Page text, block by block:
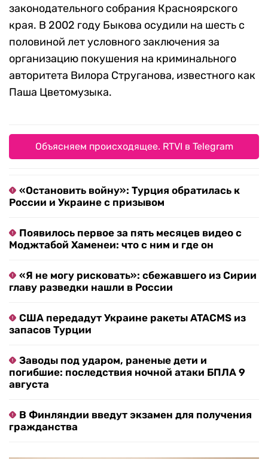
законодательного собрания Красноярского
края. В 2002 году Быкова осудили на шесть с
половиной лет условного заключения за
организацию покушения на криминального
авторитета Вилора Струганова, известного как
Паша Цветомузыка.
Объясняем происходящее. RTVI в Telegram
«Остановить войну»: Турция обратилась к
России и Украине с призывом
Появилось первое за пять месяцев видео с
Моджтабой Хаменеи: что с ним и где он
«Я не могу рисковать»: сбежавшего из Сирии
главу разведки нашли в России
США передадут Украине ракеты ATACMS из
запасов Турции
Заводы под ударом, раненые дети и
погибшие: последствия ночной атаки БПЛА 9
августа
В Финляндии введут экзамен для получения
гражданства